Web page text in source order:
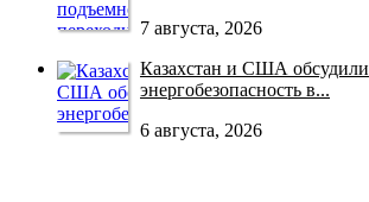
7 августа, 2026
Казахстан и США обсудили
энергобезопасность в...
6 августа, 2026